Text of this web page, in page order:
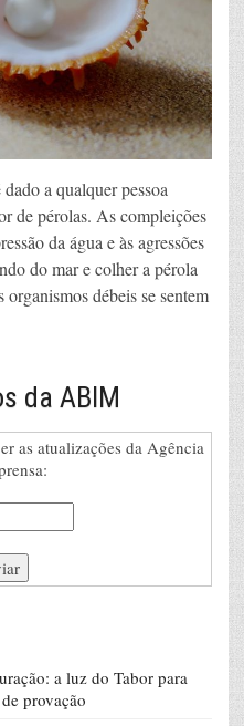
a qualquer pessoa
de pérolas. As compleições
da água e às agressões
do mar e colher a pérola
débeis se sentem
da ABIM
as atualizações da Agência
a luz do Tabor para
provação